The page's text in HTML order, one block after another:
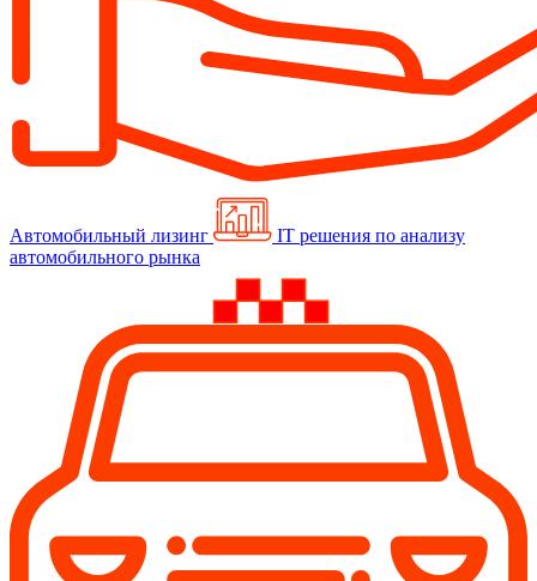
Автомобильный лизинг
IT решения по анализу
автомобильного рынка